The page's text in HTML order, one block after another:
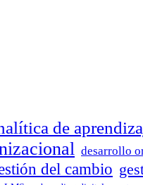
de
desarrollo
del cambio